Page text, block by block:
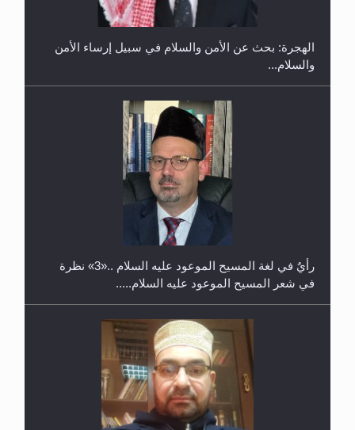
حفل توزيع الشهادات في الجامعة الأحمدية بنيجيريا لعام
الهجرة: بحث عن الأمن والسلام في سبيل إرساء الأمن
والسلام...
رأيٌ في لغة المسيح الموعود عليه السلام ..«3» نظرة
في شعر المسيح الموعود عليه السلام.....